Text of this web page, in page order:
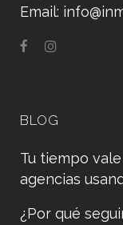
Email:
BLOG
Tu tiempo
agencias
¿Por qué